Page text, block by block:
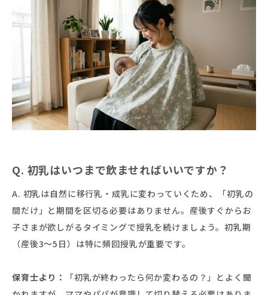
Q. 初乳はいつまで飲ませればいいですか？
A. 初乳は自然に移行乳・成乳に変わっていくため、「初乳の
間だけ」と期間を区切る必要はありません。産後すぐからお
子さまが欲しがるタイミングで授乳を続けましょう。初乳期
（産後3〜5日）は特に頻回授乳が重要です。
保育士より：
「初乳が終わったら何か変わるの？」とよく聞